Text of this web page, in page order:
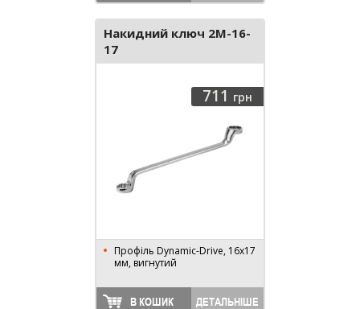
Накидний ключ 2M-16-
17
711 грн
Профіль Dynamic-Drive, 16x17
мм, вигнутий
В КОШИК ДЕТАЛЬНІШЕ